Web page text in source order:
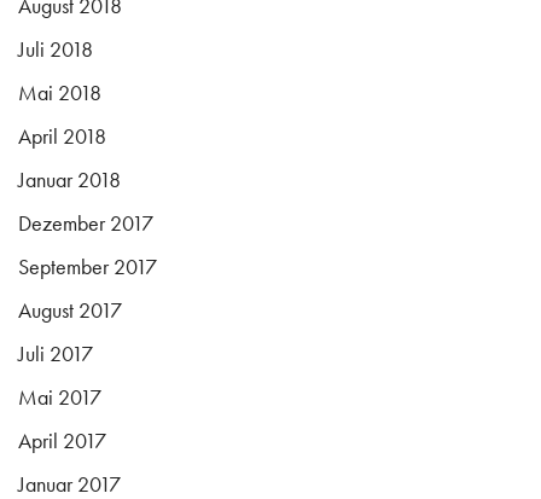
Juli 2018
Mai 2018
April 2018
Januar 2018
Dezember 2017
September 2017
August 2017
Juli 2017
Mai 2017
April 2017
Januar 2017